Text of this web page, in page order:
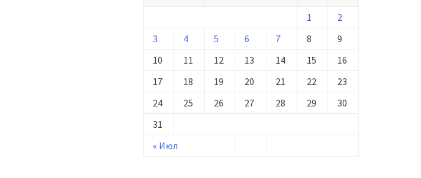
« Июл
1
2
3
4 5 6 7 8
9
10
11 12 13 14 15
16
17
18 19 20 21 22
23
24
25 26 27 28 29
30
31